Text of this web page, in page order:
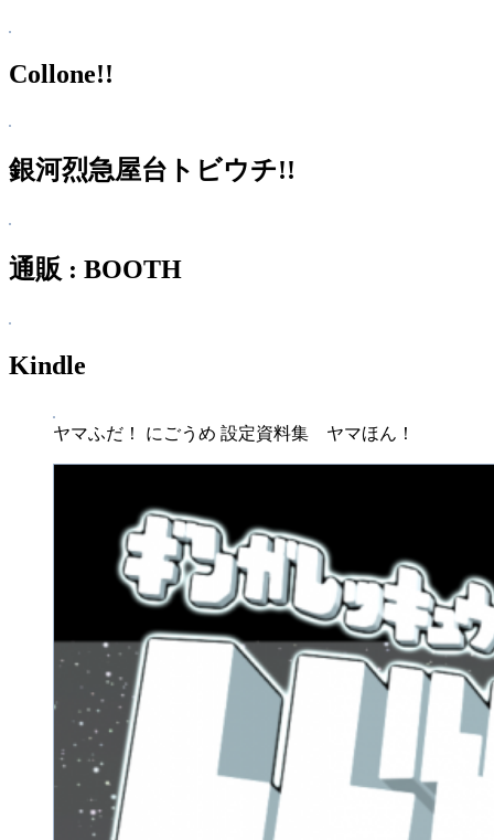
Collone!!
銀河烈急屋台トビウチ!!
通販 : BOOTH
Kindle
ヤマふだ！ にごうめ 設定資料集 ヤマほん！